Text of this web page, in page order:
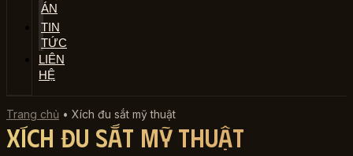
ÁN
TIN
TỨC
LIÊN
HỆ
Trang chủ • Xích đu sắt mỹ thuật
Xích đu sắt mỹ thuật